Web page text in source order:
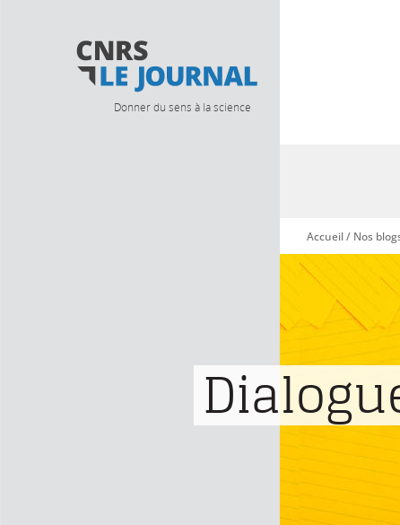
Donner du sens à la science
Vous êtes ici
Accueil/ Nos